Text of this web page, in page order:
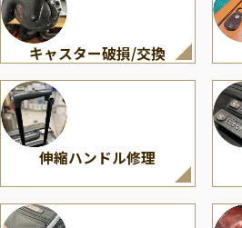
キャスター破損/交換
伸縮ハンドル修理